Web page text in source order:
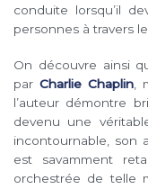
conduite lorsqu’il
personnes à travers
On découvre ainsi
par Charlie Chaplin,
l’auteur démontre
devenu une
incontournable, son
est savamment
orchestrée de telle